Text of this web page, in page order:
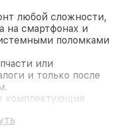
любой сложности,
на смартфонах и
поломками
или
и только после
комплектующие
мы бесплатно